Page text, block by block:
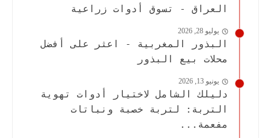
العراق - تسوق أدوات زراعية
يوليو 28, 2026
البذور المغربية - اعثر على أفضل
محلات بيع البذور
يونيو 13, 2026
دليلك الشامل لاختيار أدوات تهوية
التربة: لتربة خصبة ونباتات
مفعمة...